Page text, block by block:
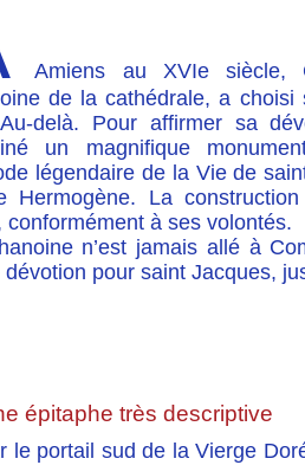
Amiens au XVIe siècle,
de la cathédrale, a choisi
delà. Pour affirmer sa
un magnifique
légendaire de la Vie de
Hermogène. La
conformément à ses volontés.
n’est jamais allé à
dévotion pour saint Jacques,
épitaphe très descriptive
le portail sud de la Vierge